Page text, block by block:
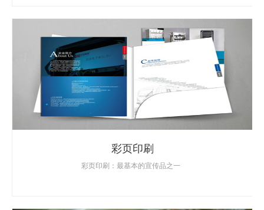
彩页印刷
彩页印刷：最基本的宣传品之一